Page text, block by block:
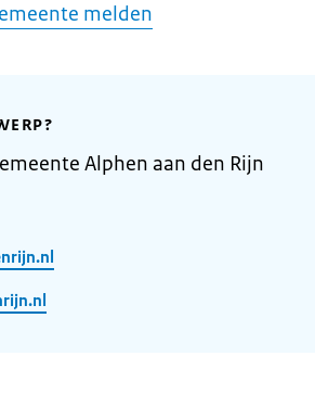
melden
Alphen aan den Rijn